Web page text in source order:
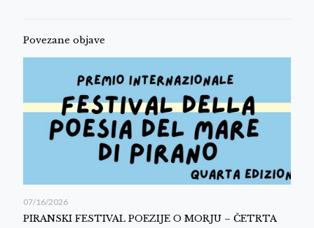
Povezane objave
07/16/2026
PIRANSKI FESTIVAL POEZIJE O MORJU – ČETRTA